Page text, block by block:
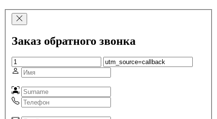
Заказ обратного звонка